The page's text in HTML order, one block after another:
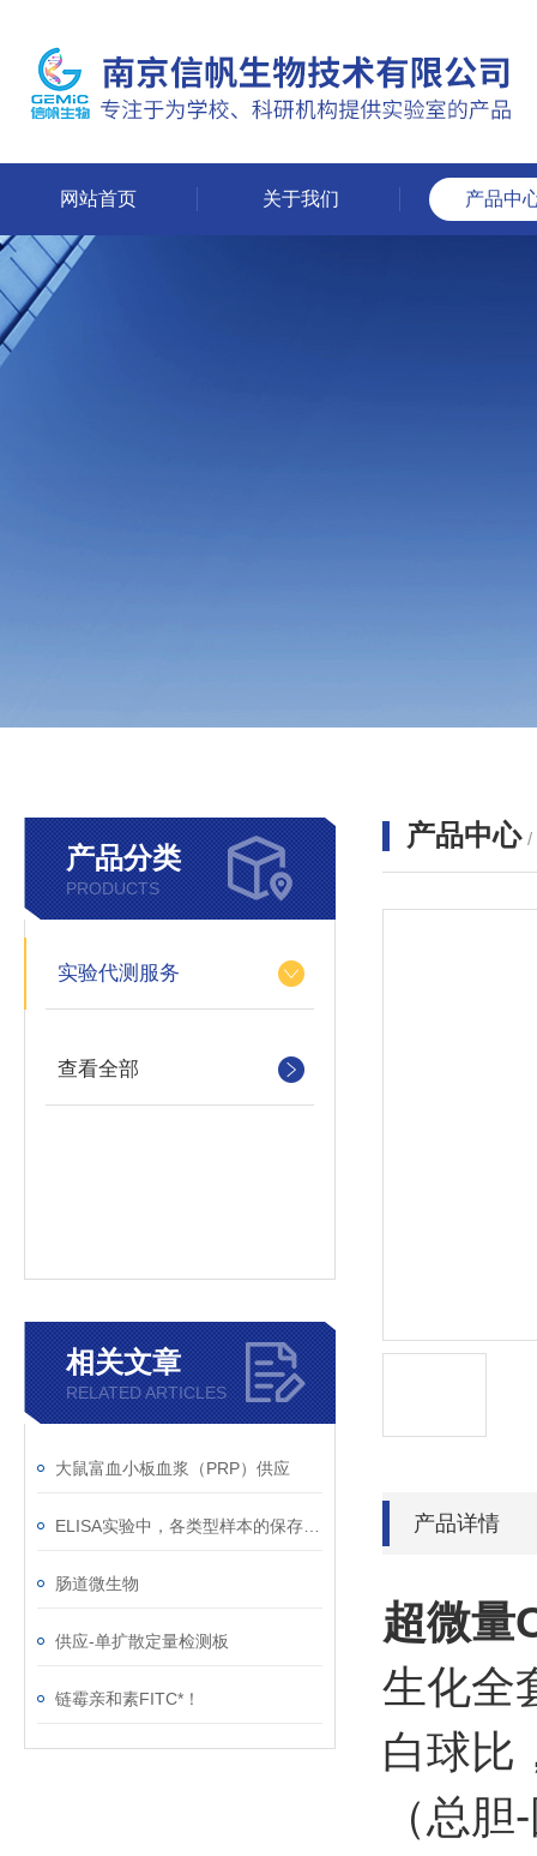
网站首页 关于我们 产品中
产品分类
PRODUCTS
实验代测服务
查看全部
相关文章
RELATED ARTICLES
大鼠富血小板血浆（PRP）供应
肠道微生物
供应-单扩散定量检测板
链霉亲和素FITC*！
产品中心 /
产品详情
超微量
生化全
白球比
（总